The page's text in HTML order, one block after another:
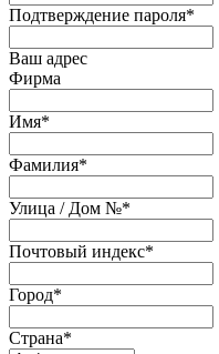
Подтверждение пароля*
Ваш адрес
Фирма
Имя*
Фамилия*
Улица / Дом №*
Почтовый индекс*
Город*
Страна*